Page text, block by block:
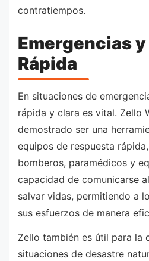
contratiempos.
Emergencias
Rápida
En situaciones de
rápida y clara es vital. Zello
demostrado ser una
equipos de respuesta
bomberos, paramédicos y
capacidad de comunicarse
salvar vidas, permitiendo a
sus esfuerzos de manera
Zello también es útil para la
situaciones de desastre